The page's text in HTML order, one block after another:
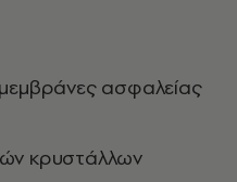
ασφαλείας
κρυστάλλων